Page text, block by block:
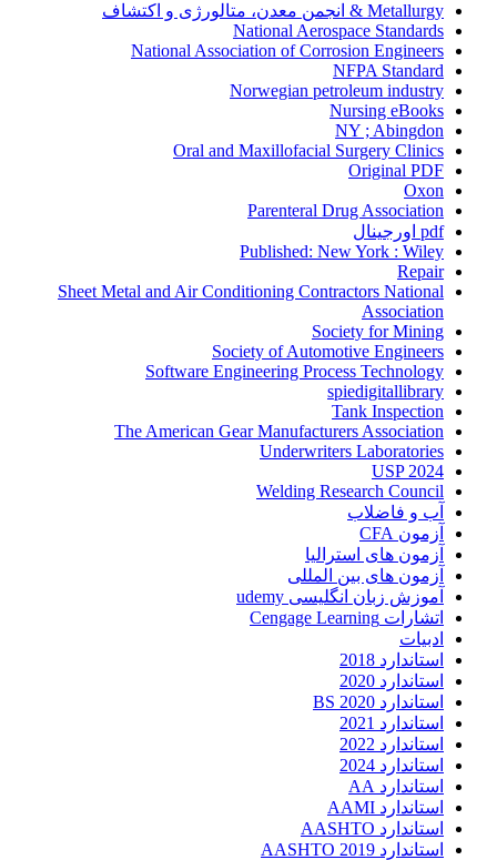
Metallurgy & انجمن معدن، متالورژی و اکتشاف
National Aerospace Standards
National Association of Corrosion Engineers
NFPA Standard
Norwegian petroleum industry
Nursing eBooks
NY ; Abingdon
Oral and Maxillofacial Surgery Clinics
Original PDF
Oxon
Parenteral Drug Association
pdf اورجینال
Published: New York : Wiley
Repair
Sheet Metal and Air Conditioning Contractors National
Association
Society for Mining
Society of Automotive Engineers
Software Engineering Process Technology
spiedigitallibrary
Tank Inspection
The American Gear Manufacturers Association
Underwriters Laboratories
USP 2024
Welding Research Council
آب و فاضلاب
آزمون CFA
آزمون های استرالیا
آزمون های بین المللی
آموزش زبان انگلیسی udemy
اتشارات Cengage Learning
ادبیات
استاندارد 2018
استاندارد 2020
استاندارد 2020 BS
استاندارد 2021
استاندارد 2022
استاندارد 2024
استاندارد AA
استاندارد AAMI
استاندارد AASHTO
استاندارد AASHTO 2019